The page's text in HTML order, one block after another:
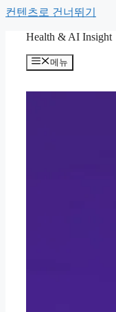
컨텐츠로 건너뛰기
Health & AI Insight
메뉴